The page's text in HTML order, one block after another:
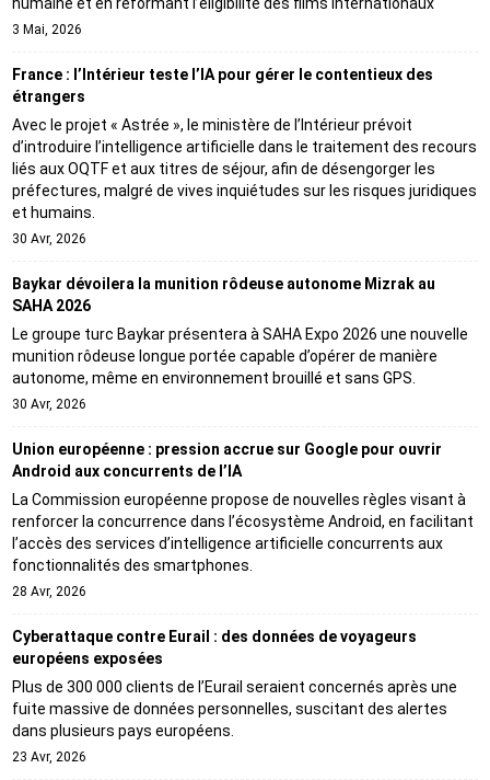
humaine et en réformant l’éligibilité des films internationaux
3 Mai, 2026
France : l’Intérieur teste l’IA pour gérer le contentieux des
étrangers
Avec le projet « Astrée », le ministère de l’Intérieur prévoit
d’introduire l’intelligence artificielle dans le traitement des recours
liés aux OQTF et aux titres de séjour, afin de désengorger les
préfectures, malgré de vives inquiétudes sur les risques juridiques
et humains.
30 Avr, 2026
Baykar dévoilera la munition rôdeuse autonome Mizrak au
SAHA 2026
Le groupe turc Baykar présentera à SAHA Expo 2026 une nouvelle
munition rôdeuse longue portée capable d’opérer de manière
autonome, même en environnement brouillé et sans GPS.
30 Avr, 2026
Union européenne : pression accrue sur Google pour ouvrir
Android aux concurrents de l’IA
La Commission européenne propose de nouvelles règles visant à
renforcer la concurrence dans l’écosystème Android, en facilitant
l’accès des services d’intelligence artificielle concurrents aux
fonctionnalités des smartphones.
28 Avr, 2026
Cyberattaque contre Eurail : des données de voyageurs
européens exposées
Plus de 300 000 clients de l’Eurail seraient concernés après une
fuite massive de données personnelles, suscitant des alertes
dans plusieurs pays européens.
23 Avr, 2026